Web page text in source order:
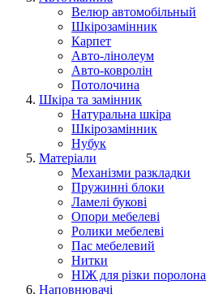
Велюр автомобільный
Шкірозамінник
Карпет
Авто-лінолеум
Авто-ковролін
Потолочина
Шкіра та замінник
Натуральна шкіра
Шкірозамінник
Нубук
Матеріали
Механізми разкладки
Пружинні блоки
Ламелі букові
Опори мебелеві
Ролики мебелеві
Пас мебелевий
Нитки
НІЖ для різки поролона
Наповнювачі